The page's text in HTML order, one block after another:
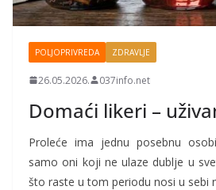
POLJOPRIVREDA ZDRAVLJE
26.05.2026. 037info.net
Domaći likeri –
Proleće ima jednu posebnu
samo oni koji ne ulaze dublje u
što raste u tom periodu nosi u sebi